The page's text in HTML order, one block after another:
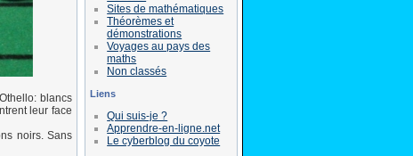
blancs
leur face
noirs. Sans
Sites de mathématiques
Théorèmes et
démonstrations
Voyages au pays des
maths
Non classés
Liens
Qui suis-je ?
Apprendre-en-ligne.net
Le cyberblog du coyote